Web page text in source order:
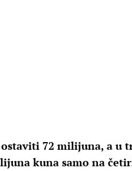
72 milijuna, a u
kuna samo na